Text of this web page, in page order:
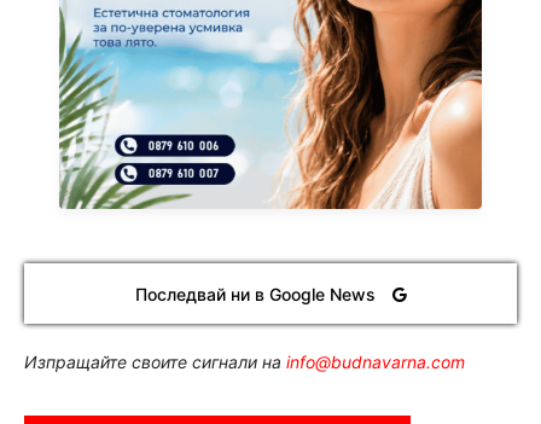
Последвай ни в Google News
Изпращайте своите сигнали на info@budnavarna.com